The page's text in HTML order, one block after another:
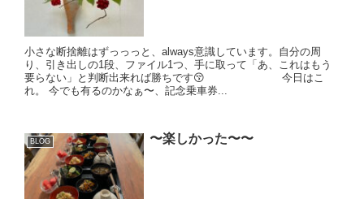
小さな断捨離はずっっっと、always意識しています。自分の周
り、引き出しの1段、ファイル1つ、手に取って「あ、これはもう
要らない」と判断出来れば勝ちです😚 今日はこ
れ。 今でも有るのかなぁ〜、記念乗車券...
BLOG 〜楽しかった〜〜